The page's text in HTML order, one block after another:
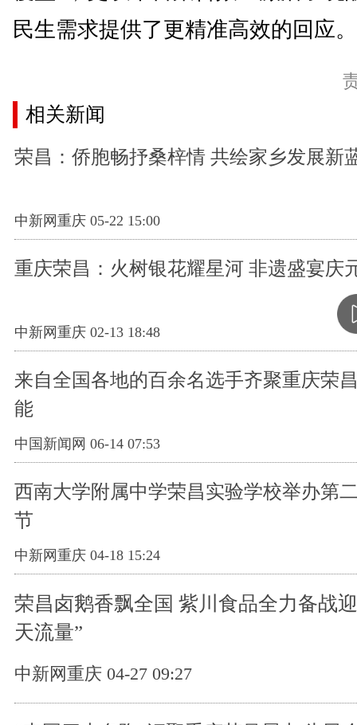
民生需求提供了更精准高效的回应
相关新闻
荣昌：侨胞畅抒桑梓情 共绘家乡发展新
中新网重庆 05-22 15:00
重庆荣昌：火树银花耀星河 非遗盛宴庆
中新网重庆 02-13 18:48
来自全国各地的百余名选手齐聚重庆荣
能
中国新闻网 06-14 07:53
西南大学附属中学荣昌实验学校举办第
节
中新网重庆 04-18 15:24
荣昌卤鹅香飘全国 紫川食品全力备战
天流量”
中新网重庆 04-27 09:27